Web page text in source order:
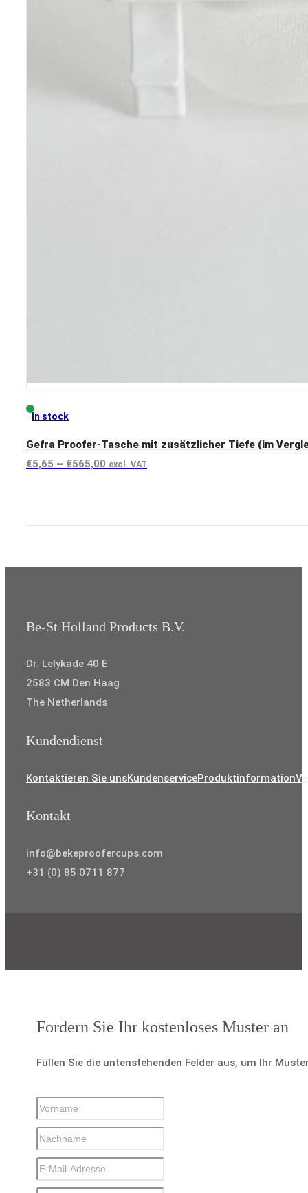
In stock
Gefra Proofer-Tasche mit zusätzlicher Tiefe (im
€5,65 – €565,00 Preisspanne:
excl. VAT
Be-St Holland Products B.V.
Dr. Lelykade 40 E
2583 CM Den Haag
The Netherlands
Kundendienst
Kontaktieren Sie unsKundenserviceProduktinformation
Kontakt
info@bekeproofercups.com
+31 (0) 85 0711 877
Fordern Sie Ihr kostenloses Muster an
Füllen Sie die untenstehenden Felder aus, um Ihr